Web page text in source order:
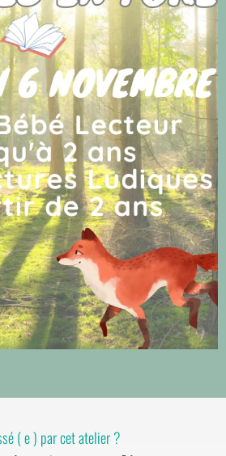
( e ) par cet atelier ?